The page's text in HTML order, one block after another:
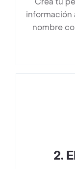
información
nombre
2.